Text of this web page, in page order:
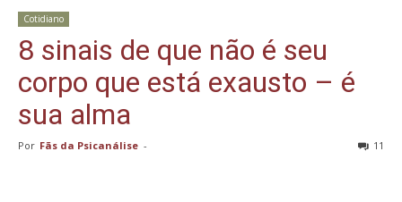
Cotidiano
8 sinais de que não é seu
corpo que está exausto – é
sua alma
Por Fãs da Psicanálise - 11